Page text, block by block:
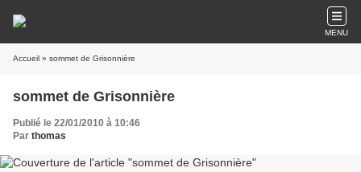
MENU
Accueil » sommet de Grisonnière
sommet de Grisonnière
Publié le 22/01/2010 à 10:46
Par thomas